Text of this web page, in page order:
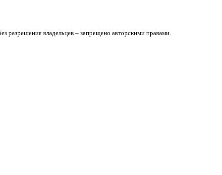
разрешения владельцев – запрещено авторскими правами.